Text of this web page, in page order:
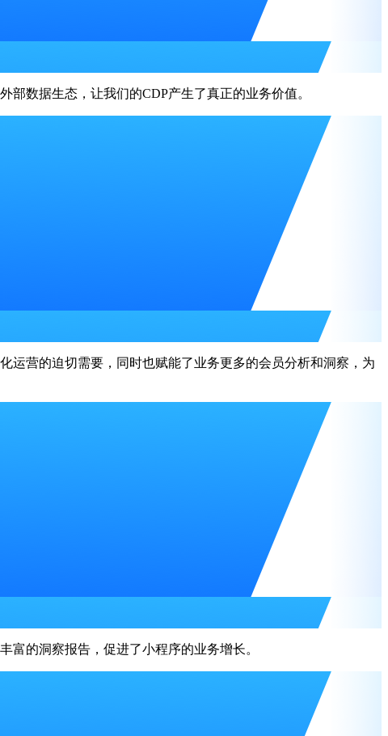
部数据生态，让我们的CDP产生了真正的业务价值。
的迫切需要，同时也赋能了业务更多的会员分析和洞察，为
富的洞察报告，促进了小程序的业务增长。